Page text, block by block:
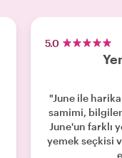
5.0
"June ile
samimi,
June'un farklı
yemek seçkisi